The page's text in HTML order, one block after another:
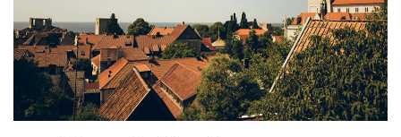
Almedalen
2026